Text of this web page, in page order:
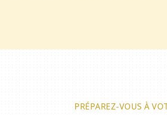
PRÉPAREZ-VOUS À